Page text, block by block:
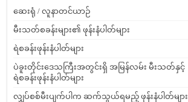
ဆေးရုံ / လူနာတင်ယာဉ်
မီးသတ်စခန်းများ၏ ဖုန်းနံပါတ်များ
ရဲစခန်းဖုန်းနံပါတ်များ
ပဲခူးတိုင်းဒေသကြီးအတွင်းရှိ အမြန်လမ်း မီးသတ်နှင့်
ရဲစခန်းဖုန်းနံပါတ်များ
လျှပ်စစ်မီးပျက်ပါက ဆက်သွယ်ရမည့် ဖုန်းနံပါတ်များ